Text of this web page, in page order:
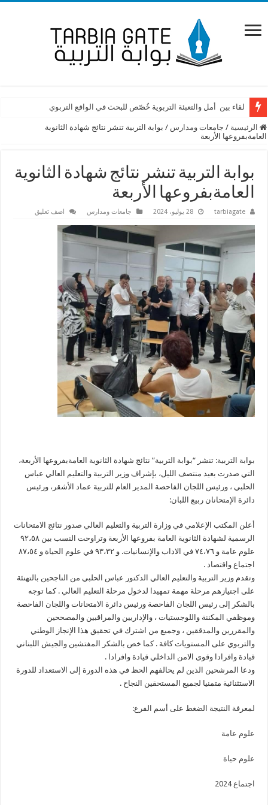
لقاء بين أمل والتعبئة التربوية خُصّص للبحث في الواقع التربوي
الرئيسية / جامعات ومدارس / بوابة التربية تنشر نتائج شهادة الثانوية
العامةبفروعها الأربعة
بوابة التربية تنشر نتائج شهادة الثانوية
العامةبفروعها الأربعة
tarbiagate 28 يوليو، 2024 جامعات ومدارس اضف تعليق
بوابة التربية: تنشر “بوابة التربية” نتائج شهادة الثانوية العامةبفروعها الأربعة،
التي صدرت بعيد منتصف الليل، بإشراف وزير التربية والتعليم العالي عباس
الحلبي ، ورئيس اللجان الفاحصة المدير العام للتربية عماد الأشقر، ورئيس
دائرة الإمتحانان ربيع اللبان:
أعلن المكتب الإعلامي في وزارة التربية والتعليم العالي صدور نتائج الامتحانات
الرسمية لشهادة الثانوية العامة بفروعها الأربعة وتراوحت النسب بين ٩٢،٥٨
علوم عامة و ٧٤،٧٦ في الاداب والإنسانيات. و ٩٣،٣٢ في علوم الحياة و ٨٧،٥٤
اجتماع واقتصاد .
وتقدم وزير التربية والتعليم العالي الدكتور عباس الحلبي من الناجحين بالتهنئة
على اجتيازهم مرحلة مهمة تمهيدا لدخول مرحلة التعليم العالي . كما توجه
بالشكر إلى رئيس اللجان الفاحصة ورئيس دائرة الامتحانات واللجان الفاحصة
وموظفي المكننة واللوجستيات ، والإداريين والمراقبين والمصححين
والمقررين والمدققين ، وجميع من اشترك في تحقيق هذا الإنجاز الوطني
والتربوي على المستويات كافة . كما خص بالشكر المفتشين والجيش اللبناني
قيادة وافرادا وقوى الامن الداخلي قيادة وافرادا .
ودعا المرشحين الذين لم يحالفهم الحظ في هذه الدورة إلى الاستعداد للدورة
الاستثنائية متمنيا لجميع المستحقين النجاح .
لمعرفة النتيجة الضغط على أسم الفرع:
علوم عامة
علوم حياة
اجتماع 2024